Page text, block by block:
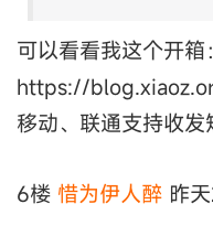
可以看看我这个开箱：
https://
移动、联通支持收发
6楼 惜为伊人醉 昨